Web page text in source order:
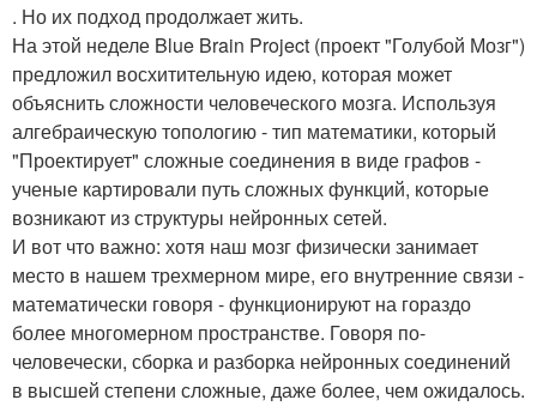
. Но их подход продолжает жить.
На этой неделе Blue Brain Project (проект "Голубой Мозг")
предложил восхитительную идею, которая может
объяснить сложности человеческого мозга. Используя
алгебраическую топологию - тип математики, который
"Проектирует" сложные соединения в виде графов -
ученые картировали путь сложных функций, которые
возникают из структуры нейронных сетей.
И вот что важно: хотя наш мозг физически занимает
место в нашем трехмерном мире, его внутренние связи -
математически говоря - функционируют на гораздо
более многомерном пространстве. Говоря по-
человечески, сборка и разборка нейронных соединений
в высшей степени сложные, даже более, чем ожидалось.